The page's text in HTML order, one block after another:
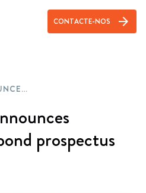
CONTACTE-NOS arrow_forward
BEWISYNBRA ANNOUNCES PUBLICATION OF BOND PROSPECTUS
prospectus